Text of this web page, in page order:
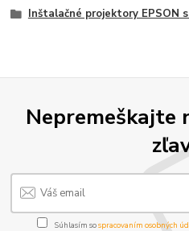
Inštalačné projektory EPSON
Nepremeškajte
Súhlasím sospracovaním osobných